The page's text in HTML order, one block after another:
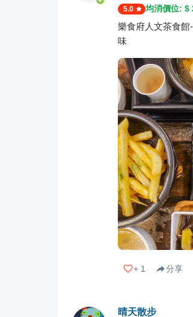
5.0 均消價位: $
樂食府人文茶食
味
+ 1 分享
晴天散步